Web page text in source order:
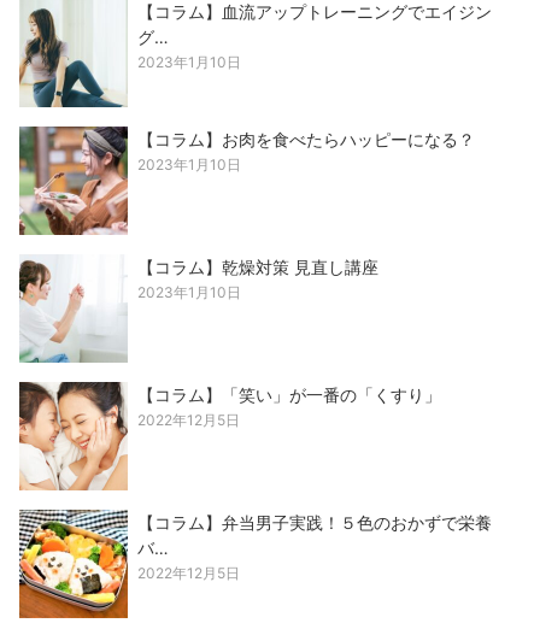
【コラム】血流アップトレーニングでエイジン
グ…
2023年1月10日
【コラム】お肉を食べたらハッピーになる？
2023年1月10日
【コラム】乾燥対策 見直し講座
2023年1月10日
【コラム】「笑い」が一番の「くすり」
2022年12月5日
【コラム】弁当男子実践！５色のおかずで栄養
バ…
2022年12月5日